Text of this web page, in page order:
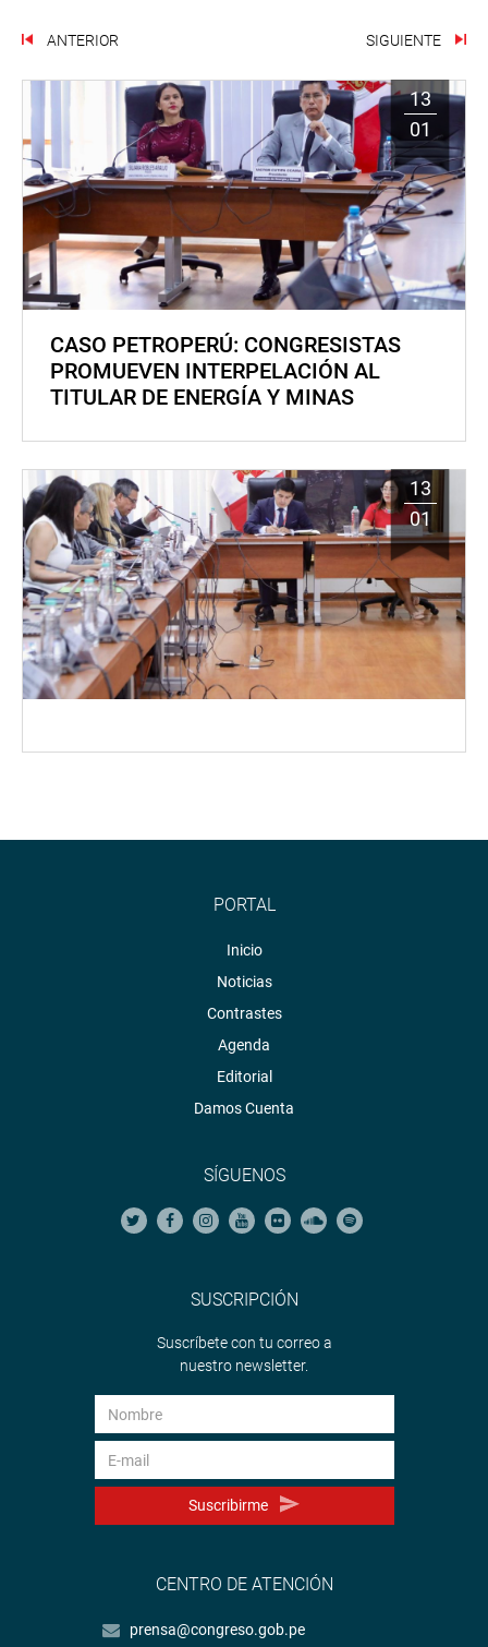
ANTERIOR SIGUIENTE
13
01
CASO PETROPERÚ: CONGRESISTAS
PROMUEVEN INTERPELACIÓN AL
TITULAR DE ENERGÍA Y MINAS
13
01
PORTAL
Inicio
Noticias
Contrastes
Agenda
Editorial
Damos Cuenta
SÍGUENOS
SUSCRIPCIÓN
Suscríbete con tu correo a
nuestro newsletter.
Suscribirme
CENTRO DE ATENCIÓN
prensa@congreso.gob.pe